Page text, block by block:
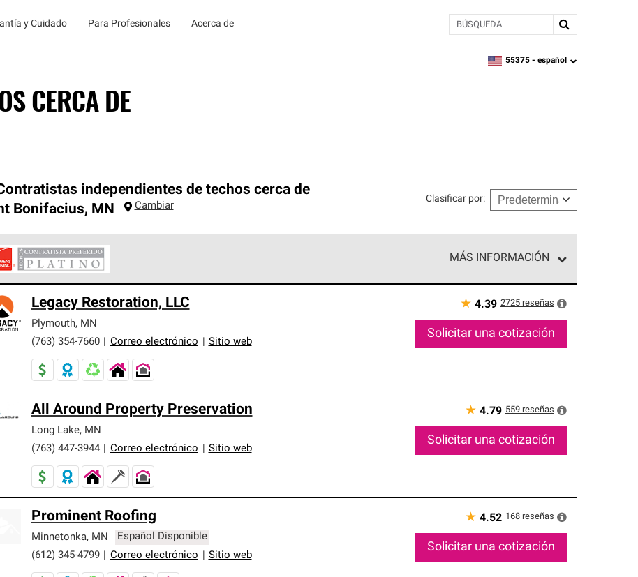
y Cuidado Para Profesionales Acerca de BÚSQUEDA
zipcode, language
55375 - español
CERCA DE
independientes de techos cerca de
Bonifacius, MN Cambiar
Clasificar por:
MÁS INFORMACIÓN
con estándares estrictos de profesionalismo, confiabilidad y destreza incomparable. Solo ellos pueden
nuestra mejor garantía de sistemas de techos.
Legacy Restoration, LLC
Plymouth, MN
(763) 354-7660
Correo electrónico Sitio web
★ 4.39 2725 reseñas
Solicitar una cotización
All Around Property Preservation
Long Lake, MN
(763) 447-3944
Correo electrónico Sitio web
★ 4.79 559 reseñas
Solicitar una cotización
Prominent Roofing
Minnetonka, MN
Español Disponible
(612) 345-4799
Correo electrónico Sitio web
★ 4.52 168 reseñas
Solicitar una cotización